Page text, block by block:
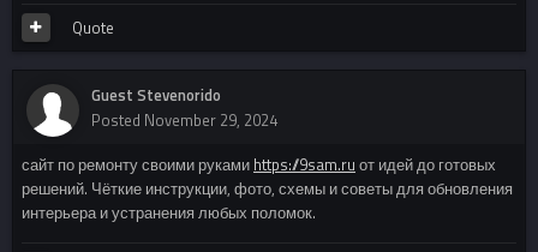
Quote
Guest Stevenorido
Posted November 29, 2024
сайт по ремонту своими руками https://9sam.ru от идей до готовых
решений. Чёткие инструкции, фото, схемы и советы для обновления
интерьера и устранения любых поломок.